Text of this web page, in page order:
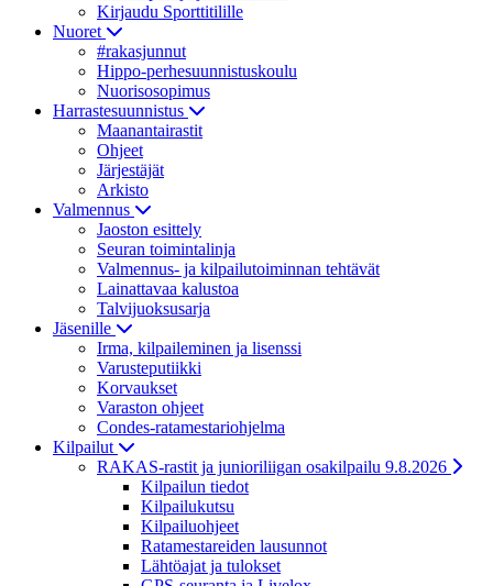
Kirjaudu Sporttitilille
Nuoret
#rakasjunnut
Hippo-perhesuunnistuskoulu
Nuorisosopimus
Harrastesuunnistus
Maanantairastit
Ohjeet
Järjestäjät
Arkisto
Valmennus
Jaoston esittely
Seuran toimintalinja
Valmennus- ja kilpailutoiminnan tehtävät
Lainattavaa kalustoa
Talvijuoksusarja
Jäsenille
Irma, kilpaileminen ja lisenssi
Varusteputiikki
Korvaukset
Varaston ohjeet
Condes-ratamestariohjelma
Kilpailut
RAKAS-rastit ja junioriliigan osakilpailu 9.8.2026
Kilpailun tiedot
Kilpailukutsu
Kilpailuohjeet
Ratamestareiden lausunnot
Lähtöajat ja tulokset